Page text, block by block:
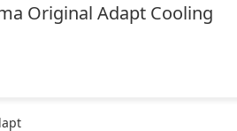
Original Adapt Cooling